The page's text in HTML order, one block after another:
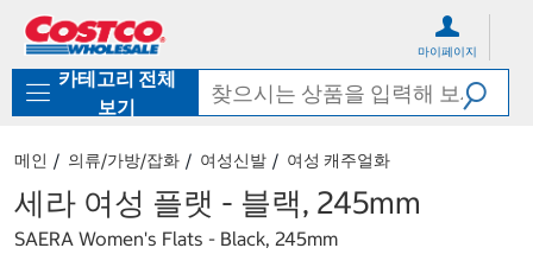
로
기
가
마이페이지
카테고리 전체
보기
메인 의류/가방/잡화 여성신발 여성 캐주얼화
세라 여성 플랫 - 블랙, 245mm
SAERA Women's Flats - Black, 245mm